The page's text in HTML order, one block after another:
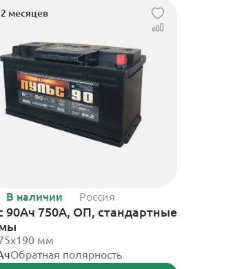
месяцев
В наличии Россия
90Ач 750А, ОП, стандартные
мм
Обратная полярность